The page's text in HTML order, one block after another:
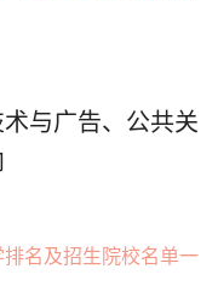
与广告、公共关